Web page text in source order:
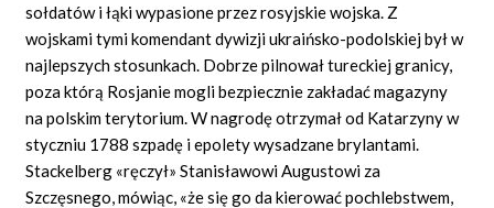
sołdatów i łąki wypasione przez rosyjskie wojska. Z
wojskami tymi komendant dywizji ukraińsko-podolskiej był w
najlepszych stosunkach. Dobrze pilnował tureckiej granicy,
poza którą Rosjanie mogli bezpiecznie zakładać magazyny
na polskim terytorium. W nagrodę otrzymał od Katarzyny w
styczniu 1788 szpadę i epolety wysadzane brylantami.
Stackelberg «ręczył» Stanisławowi Augustowi za
Szczęsnego, mówiąc, «że się go da kierować pochlebstwem,